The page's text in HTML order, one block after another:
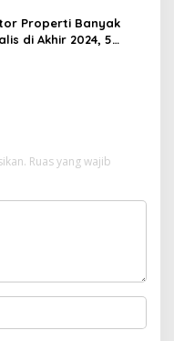
Properti Banyak
di Akhir 2024, 5
Ruas yang wajib